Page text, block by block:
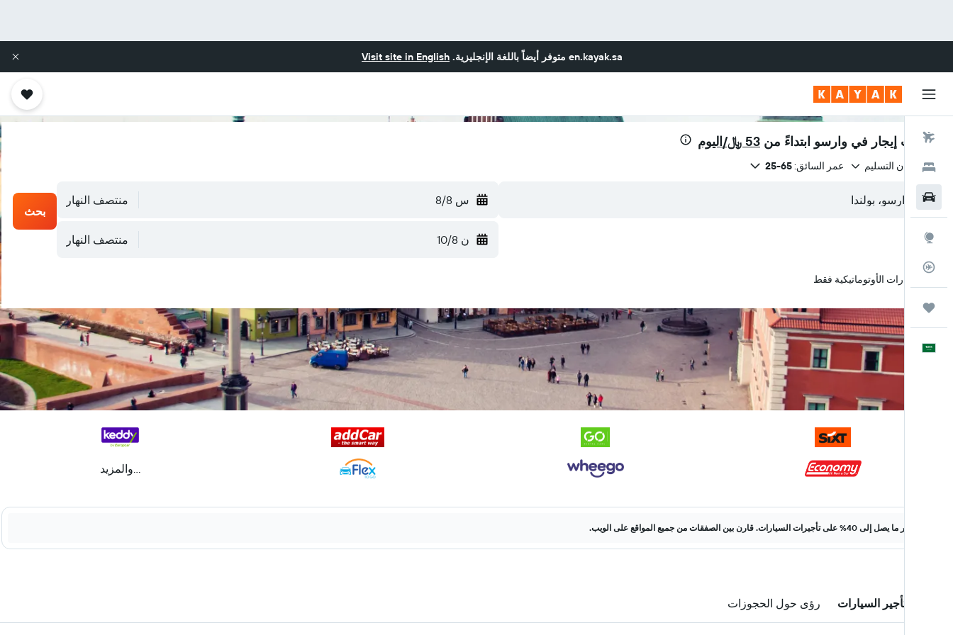
en.kayak.sa متوفر أيضاً باللغة الإنجليزية. Visit site in English
رحلات طيران
فنادق
سيارات
رحلات
العَرَبِيَّة
سيارات إيجار في وارسو ابتداءً من 53 ﷼/اليوم
نفس مكان التسليم عمر السائق:65-25
س 8/8 منتصف النهار
ن 10/8 منتصف النهار
بحث
السيارات الأوتوماتيكية فقط
...والمزيد
وفّر ما يصل إلى 40% على تأجيرات السيارات. قارن بين الصفقات من جميع المواقع على الويب.
صفقات تأجير السيارات رؤى حول الحجوزات